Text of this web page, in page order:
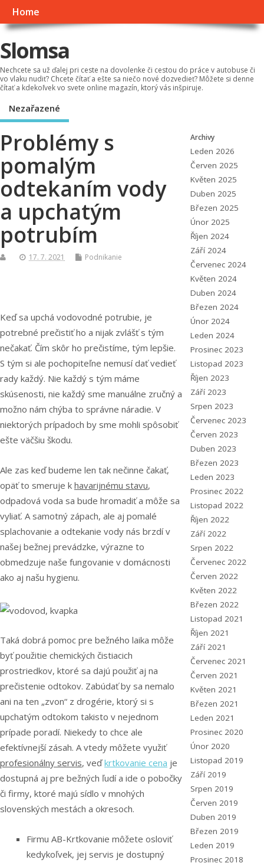
Home
Slomsa
Nechcete sa už ďalej pri ceste na dovolenke či cestou do práce v autobuse či
vo vlaku nudiť? Chcete čítať a ešte sa niečo nové dozvedieť? Môžete si denne
čítať a kdekoľvek vo svete online magazín, ktorý vás inšpiruje.
Nezařazené
Problémy s
pomalým
odtekaním vody
a upchatým
potrubím
17. 7. 2021 Podnikanie
Keď sa upchá vodovodné potrubie, je
potrebné prečistiť ho a nijak zvlášť s tým
nečakať. Čím skôr ho prečistíme, tým lepšie.
S tým si ale pochopiteľne nemusí dať vedieť
rady každý. Nie každý s tým máme
skúsenosti, nie každý sme manuálne zručný a
možno nám chýba to správne náradie. V
niektorých prípadoch by sme mohli spôsobiť
ešte väčšiu škodu.
Ale zas keď budeme len tak nečinne čakať,
opäť to smeruje k havarijnému stavu,
odpadová voda sa bude hromadiť a môže sa
vyliať. A samotný zápach, ale aj pomalé
splachovanie a odtekanie vody nás brzdí v
našej bežnej prevádzke, výrazne to
obmedzuje naše fungovanie v domácnosti
ako aj našu hygienu.
Taká dobrá pomoc pre bežného laika môže
byť použitie chemických čistiacich
prostriedkov, ktoré sa dajú použiť aj na
prečistenie odtokov. Zabúdať by sa nemalo
ani na ten „zvon“ z drogérie, ktorý si s
upchatým odtokom takisto v nejednom
prípade poradí. Niekedy to chce ale
efektívnejší zásah. A vtedy môžete využiť
profesionálny servis, veďkrtkovanie cena je
dostupná aj pre bežných ľudí a ide o pobočky
či firmy, ktoré majú sídlo v mnohých
slovenských mestách a okresoch.
Firmu AB-Krtkovanie môžete osloviť
kedykoľvek, jej servis je dostupný
Archivy
Leden 2026
Červen 2025
Květen 2025
Duben 2025
Březen 2025
Únor 2025
Říjen 2024
Září 2024
Červenec 2024
Květen 2024
Duben 2024
Březen 2024
Únor 2024
Leden 2024
Prosinec 2023
Listopad 2023
Říjen 2023
Září 2023
Srpen 2023
Červenec 2023
Červen 2023
Duben 2023
Březen 2023
Leden 2023
Prosinec 2022
Listopad 2022
Říjen 2022
Září 2022
Srpen 2022
Červenec 2022
Červen 2022
Květen 2022
Březen 2022
Listopad 2021
Říjen 2021
Září 2021
Červenec 2021
Červen 2021
Květen 2021
Březen 2021
Leden 2021
Prosinec 2020
Únor 2020
Listopad 2019
Září 2019
Srpen 2019
Červen 2019
Duben 2019
Březen 2019
Leden 2019
Prosinec 2018